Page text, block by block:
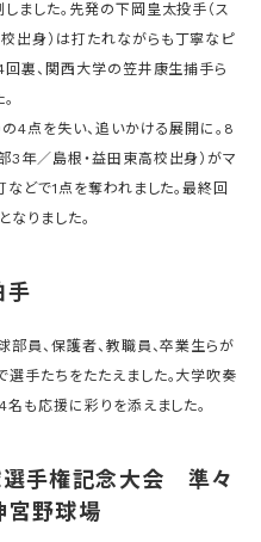
ました。先発の下岡皇太投手（ス
出身）は打たれながらも丁寧なピ
回裏、関西大学の笠井康生捕手ら
4点を失い、追いかける展開に。8
3年／島根・益田東高校出身）がマ
などで1点を奪われました。最終回
りました。
手
員、保護者、教職員、卒業生らが
手たちをたたえました。大学吹奏
も応援に彩りを添えました。
手権記念大会 準々
野球場